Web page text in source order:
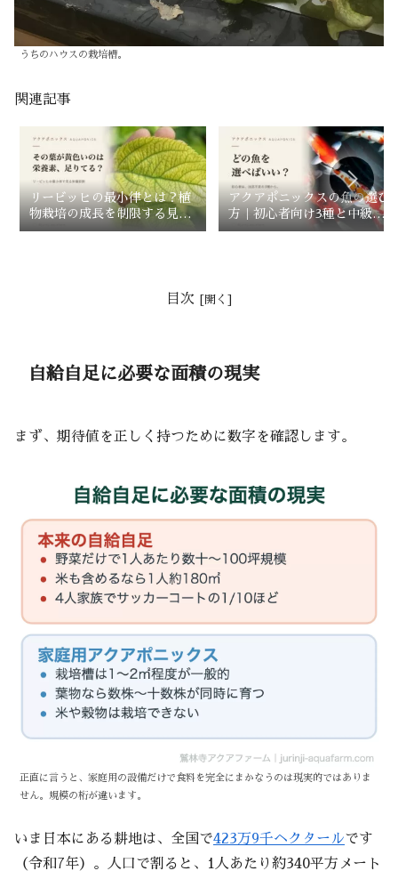
うちのハウスの栽培槽。
関連記事
リービッヒの最小律とは？植
物栽培の成長を制限する見え
ない壁を知る
アクアポニックスの魚の選び
方｜初心者向け3種と中級者
向け4種を比較
目次
自給自足に必要な面積の現実
まず、期待値を正しく持つために数字を確認します。
正直に言うと、家庭用の設備だけで食料を完全にまかなうのは現実的ではありま
せん。規模の桁が違います。
いま日本にある耕地は、全国で423万9千ヘクタールです
（令和7年）。人口で割ると、1人あたり約340平方メート